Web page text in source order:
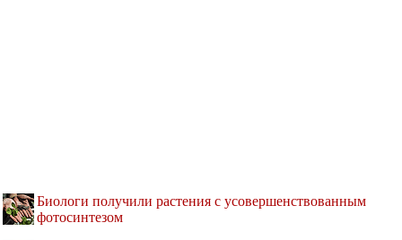
Биологи получили растения с усовершенствованным
фотосинтезом